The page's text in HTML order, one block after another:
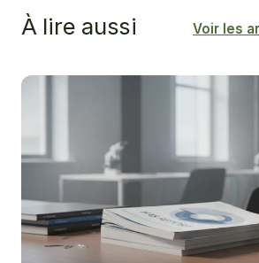
À lire aussi Voir les